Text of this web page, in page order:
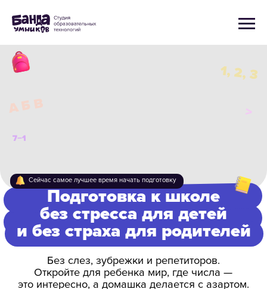
Без слез, зубрежки и репетиторов.
Откройте для ребенка мир, где числа —
это интересно, а домашка делается с азартом.
Как мы можем помочь?
Проверить готовность
А Б В